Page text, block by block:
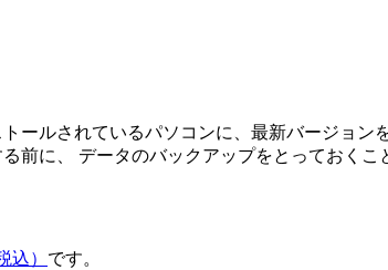
ールされているパソコンに、最新バージョ
前に、 データのバックアップをとっておくこ
込） です。